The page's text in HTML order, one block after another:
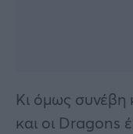
Κι όμως συνέβη
και οι Dragons